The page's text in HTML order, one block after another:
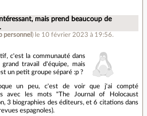
mais prend beaucoup de
personnel ) le 10 février 2023 à 19:56.
c'est la communauté dans
travail d'équipe, mais
un petit groupe séparé :p ?
un peu, c'est de voir que j'ai compté
avec les mots "The Journal of Holocaust
3 biographies des éditeurs, et 6 citations dans
espagnoles).